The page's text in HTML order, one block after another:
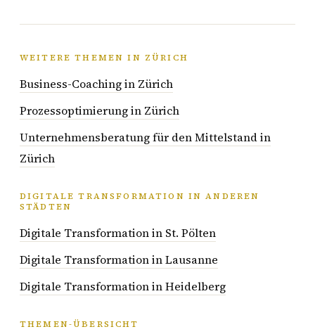
WEITERE THEMEN IN ZÜRICH
Business-Coaching in Zürich
Prozessoptimierung in Zürich
Unternehmensberatung für den Mittelstand in
Zürich
DIGITALE TRANSFORMATION IN ANDEREN
STÄDTEN
Digitale Transformation in St. Pölten
Digitale Transformation in Lausanne
Digitale Transformation in Heidelberg
THEMEN-ÜBERSICHT